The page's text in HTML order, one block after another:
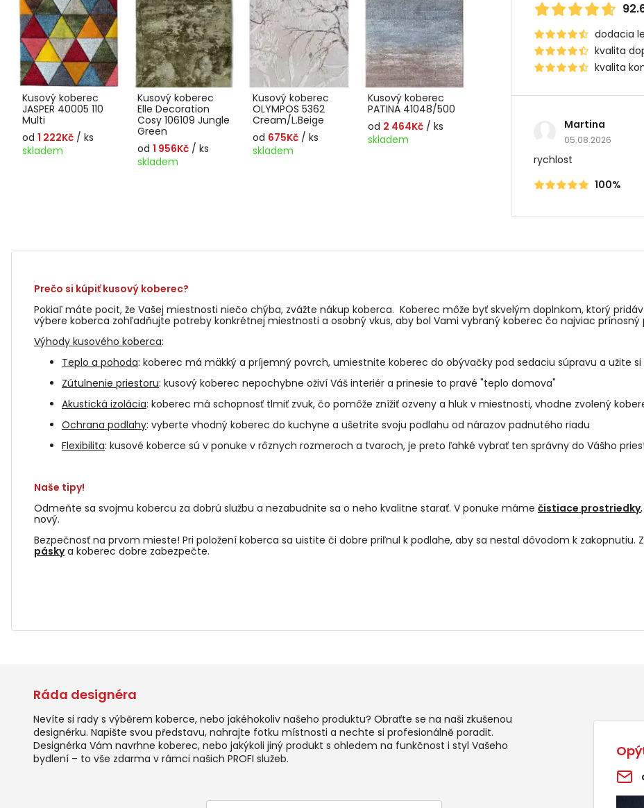
Kusový koberec
JASPER 40005 110
Multi
od 1 222Kč / ks
skladem
Kusový koberec
Elle Decoration
Cosy 106109 Jungle
Green
od 1 956Kč / ks
skladem
Kusový koberec
OLYMPOS 5362
Cream/L.Beige
od 675Kč / ks
skladem
Kusový koberec
PATINA 41048/500
od 2 464Kč / ks
skladem
dodacia
kvalita
kvalita
Martina
05.08.2026
rychlost
100%
Prečo si kúpiť kusový koberec?
Pokiaľ máte pocit, že Vašej miestnosti niečo chýba, zvážte nákup koberca. Koberec môže byť skvelým doplnkom, ktorý
výbere koberca zohľadňujte potreby konkrétnej miestnosti a osobný vkus, aby bol Vami vybraný koberec čo najviac prínosný
Výhody kusového koberca:
Teplo a pohoda: koberec má mäkký a príjemný povrch, umiestnite koberec do obývačky pod sedaciu súpravu a užite
Zútulnenie priestoru: kusový koberec nepochybne oživí Váš interiér a prinesie to pravé "teplo domova"
Akustická izolácia: koberec má schopnosť tlmiť zvuk, čo pomôže znížiť ozveny a hluk v miestnosti, vhodne zvolený
Ochrana podlahy: vyberte vhodný koberec do kuchyne a ušetrite svoju podlahu od nárazov padnutého riadu
Flexibilita: kusové koberce sú v ponuke v rôznych rozmeroch a tvaroch, je preto ľahké vybrať ten správny do Vášho
Naše tipy!
Odmeňte sa svojmu kobercu za dobrú službu a nezabudnite sa o neho kvalitne starať. V ponuke máme čistiace prostriedky
nový.
Bezpečnosť na prvom mieste! Pri položení koberca sa uistite či dobre priľnul k podlahe, aby sa nestal dôvodom k zakopnutiu.
páskya koberec dobre zabezpečte.
Ráda designéra
Nevíte si rady s výběrem koberce, nebo jakéhokoliv našeho produktu? Obraťte se na naši zkušenou
designérku. Napište svou představu, nahrajte fotku místnosti a nechte si profesionálně poradit.
Designérka Vám navrhne koberec, nebo jakýkoli jiný produkt s ohledem na funkčnost i styl Vašeho
bydlení – to vše zdarma v rámci našich PROFI služeb.